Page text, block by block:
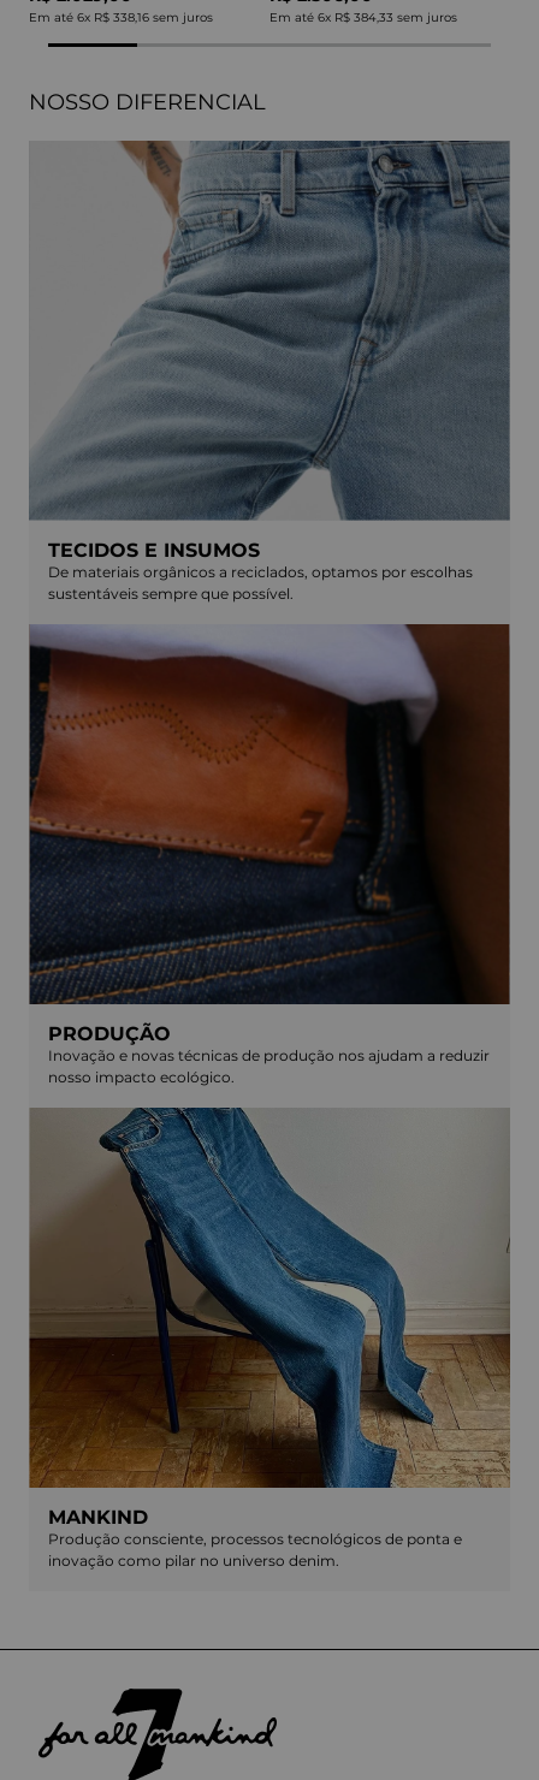
Em até 6x R$ 338,16 sem juros Em até 6x R$ 384,33 sem juros
NOSSO DIFERENCIAL
TECIDOS E INSUMOS
De materiais orgânicos a reciclados, optamos por escolhas
sustentáveis sempre que possível.
PRODUÇÃO
Inovação e novas técnicas de produção nos ajudam a reduzir
nosso impacto ecológico.
MANKIND
Produção consciente, processos tecnológicos de ponta e
inovação como pilar no universo denim.